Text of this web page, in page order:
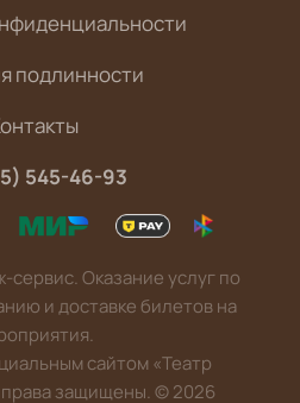
подлинности
545-46-93
Оказание услуг по
и доставке билетов на
сайтом «Театр
права защищены.©2026